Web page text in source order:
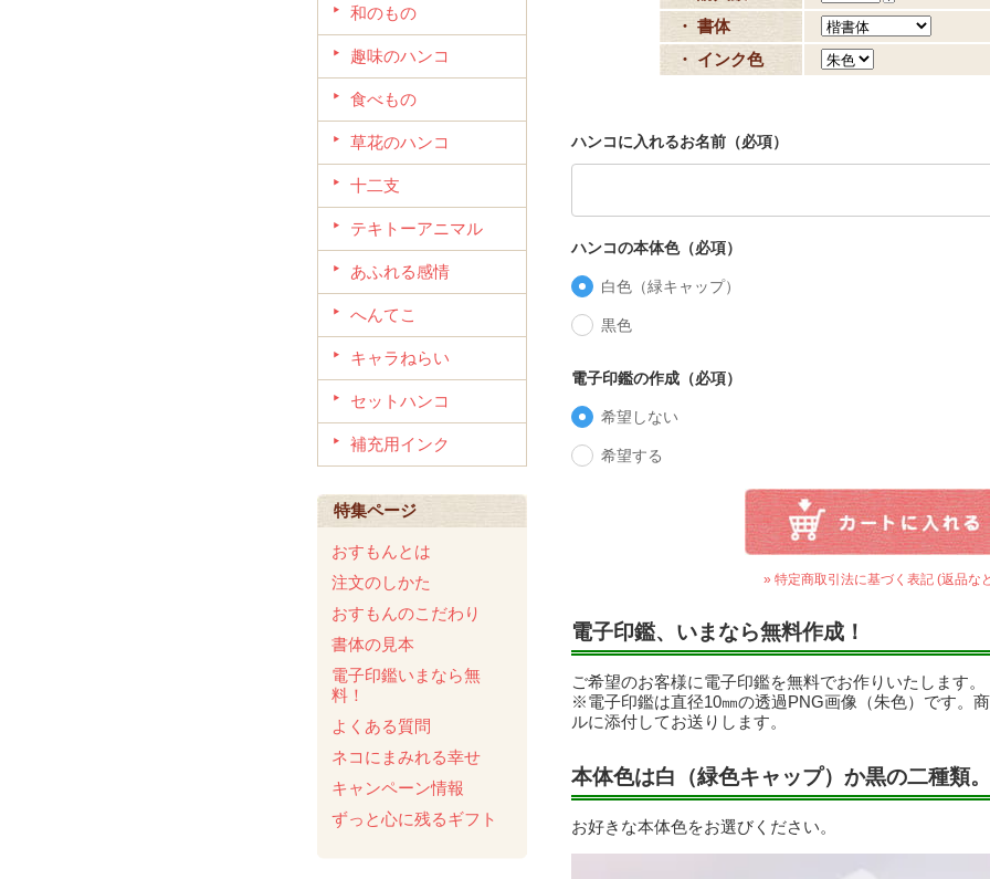
和のもの
趣味のハンコ
食べもの
草花のハンコ
十二支
テキトーアニマル
あふれる感情
へんてこ
キャラねらい
セットハンコ
補充用インク
特集ページ
おすもんとは
注文のしかた
おすもんのこだわり
書体の見本
電子印鑑いまなら無
料！
よくある質問
ネコにまみれる幸せ
キャンペーン情報
ずっと心に残るギフト
・ 書体
・ インク色
ハンコに入れるお名前（必項）
ハンコの本体色（必項）
白色（緑キャップ）
黒色
電子印鑑の作成（必項）
希望しない
希望する
» 特定商取引法に基づく表記 (返品な
電子印鑑、いまなら無料作成！
ご希望のお客様に電子印鑑を無料でお作りいたします。
※電子印鑑は直径10㎜の透過PNG画像（朱色）です。
ルに添付してお送りします。
本体色は白（緑色キャップ）か黒の二種類。
お好きな本体色をお選びください。